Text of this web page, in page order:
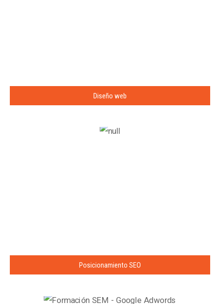
Diseño web
Posicionamiento SEO